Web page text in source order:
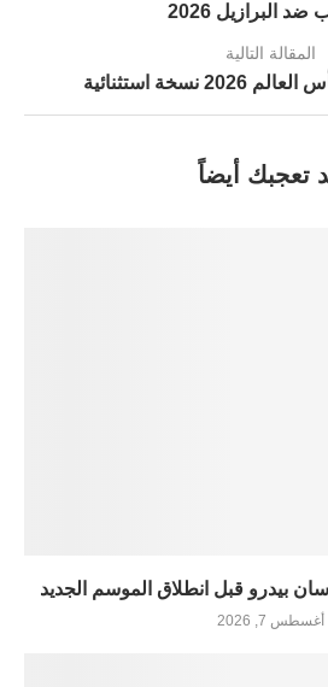
ضد البرازيل 2026
المقالة التالية
تعجبك أيضاً
بيدرو قبل انطلاق الموسم الجديد
أغسطس 7, 2026